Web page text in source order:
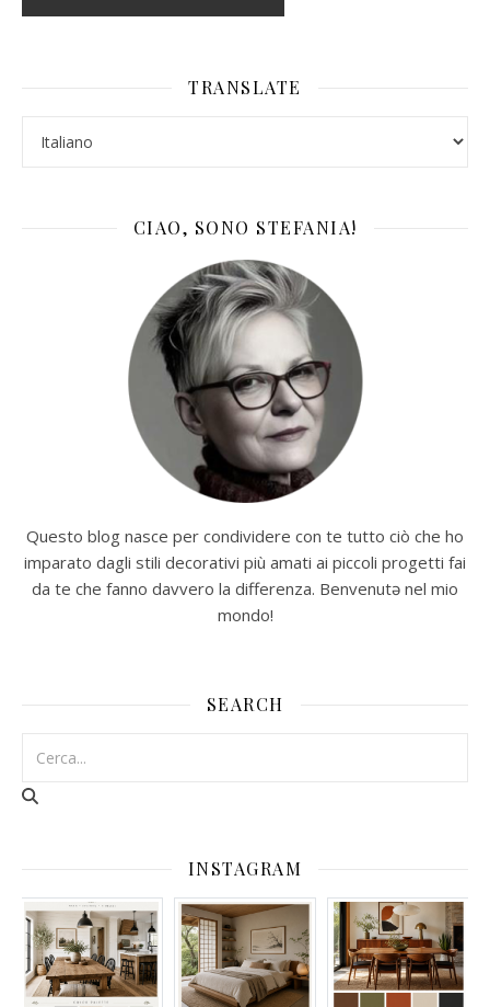
TRANSLATE
CIAO, SONO STEFANIA!
Questo blog nasce per condividere con te tutto ciò che ho
imparato dagli stili decorativi più amati ai piccoli progetti fai
da te che fanno davvero la differenza. Benvenutə nel mio
mondo!
SEARCH
INSTAGRAM